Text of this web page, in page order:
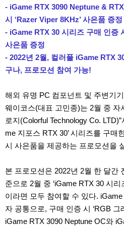
- iGame RTX 3090 Neptune &
시 ‘Razer Viper 8KHz’ 사은품 증정
- iGame RTX 30 시리즈 구매 인증
사은품 증정
- 2022년 2월, 컬러풀 iGame RTX
구나, 프로모션 참여 가능!
해외 유명 PC 컴포넌트 및 주변기
웨이코스(대표 고민종)는 2월 중 자
로지(Colorful Technology Co.
me 지포스 RTX 30’ 시리즈를 구매
시 사은품을 제공하는 프로모션을
본 프로모션은 2022년 2월 한 달간
준으로 2월 중 ‘iGame RTX 30 시
이라면 모두 참여할 수 있다.
자 공통으로, 구매 인증 시 ‘RGB 그
iGame RTX 3090 Neptune OC와